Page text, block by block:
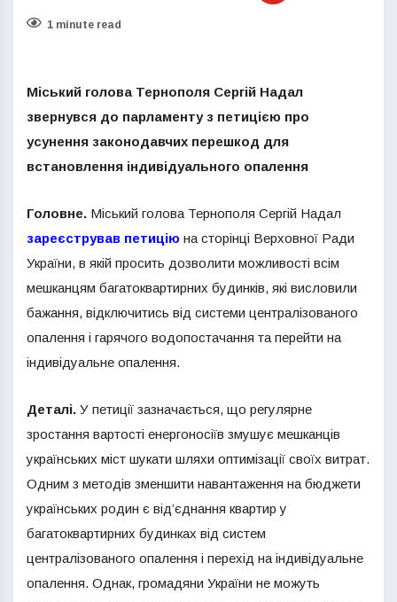
1 minute read
Міський голова Тернополя Сергій Надал
звернувся до парламенту з петицією про
усунення законодавчих перешкод для
встановлення індивідуального опалення
Головне. Міський голова Тернополя Сергій Надал
зареєстрував петицію на сторінці Верховної Ради
України, в якій просить дозволити можливості всім
мешканцям багатоквартирних будинків, які висловили
бажання, відключитись від системи централізованого
опалення і гарячого водопостачання та перейти на
індивідуальне опалення.
Деталі. У петиції зазначається, що регулярне
зростання вартості енергоносіїв змушує мешканців
українських міст шукати шляхи оптимізації своїх витрат.
Одним з методів зменшити навантаження на бюджети
українських родин є від’єднання квартир у
багатоквартирних будинках від систем
централізованого опалення і перехід на індивідуальне
опалення. Однак, громадяни України не можуть